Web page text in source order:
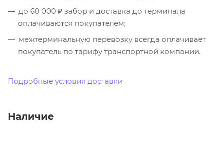
до 60 000 ₽ забор и доставка до терминала
оплачиваются покупателем;
межтерминальную перевозку всегда оплачивает
покупатель по тарифу транспортной компании.
Подробные условия доставки
Наличие